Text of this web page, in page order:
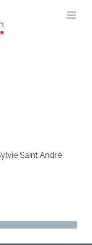
Saint André